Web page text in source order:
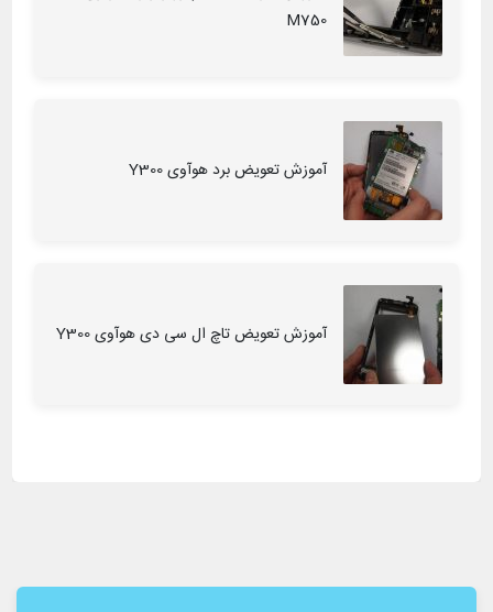
M750
آموزش تعویض برد هوآوی Y300
آموزش تعویض تاچ ال سی دی هوآوی Y300